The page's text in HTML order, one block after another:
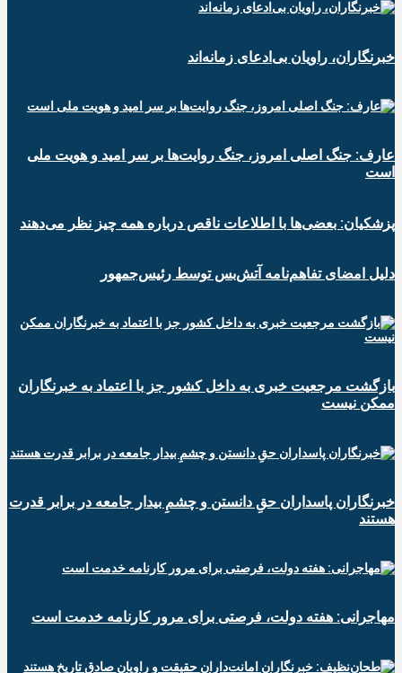
خبرنگاران، راویان بی‌ادعای زمانه‌اند
عارف: جنگ اصلی امروز، جنگ روایت‌ها بر سر امید و هویت ملی
است
پزشکیان: بعضی‌ها با اطلاعات ناقص درباره همه چیز نظر می‌دهند
دلیل امضای تفاهم‌نامه آتش‌بس توسط رئیس‌جمهور
بازگشت مرجعیت خبری به داخل کشور جز با اعتماد به خبرنگاران
ممکن نیست
‏خبرنگاران پاسداران حقِ دانستن و چشمِ بیدار جامعه در برابر قدرت
هستند
مهاجرانی: هفته دولت، فرصتی برای مرور کارنامه خدمت است